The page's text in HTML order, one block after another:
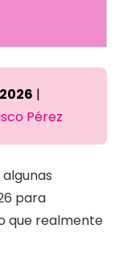
|
Pérez
para
que realmente